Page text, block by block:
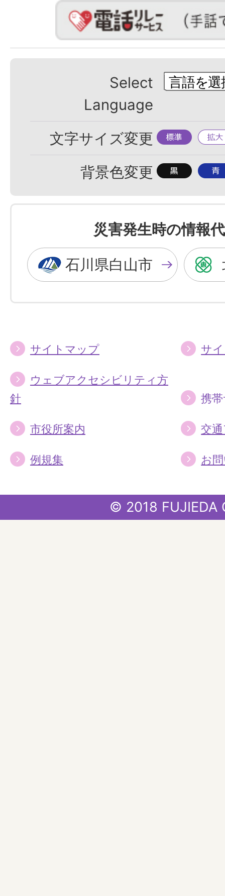
Select
Language
文字サイズ変更 標
準
拡
大
背景色変更 背
色
を
黒
色
に
背
色
を
青
色
に
災害発生時の情報
石川県白山市
サイトマップ サ
ウェブアクセシビリティ方
針
携
市役所案内 交
例規集 お
© 2018 FUJIEDA